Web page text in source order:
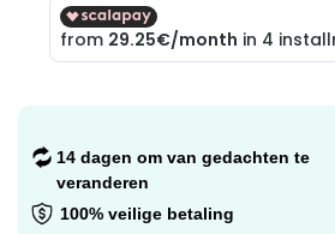
14 dagen om van gedachten te
veranderen
100% veilige betaling